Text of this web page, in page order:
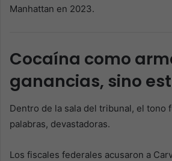
Manhattan en 2023.
Cocaína como
ganancias, sino
Dentro de la sala del tribunal, el tono
palabras, devastadoras.
Los fiscales federales acusaron a